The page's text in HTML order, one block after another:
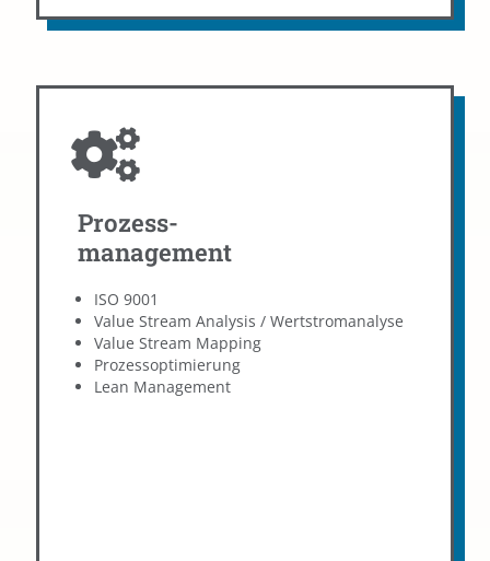
Prozess-
management
ISO 9001
Value Stream Analysis / Wertstromanalyse
Value Stream Mapping
Prozessoptimierung
Lean Management
Prozessmanagement
Wir helfen Ihnen, Verschwendung zu vermeiden und
die passenden Optimierungen zu implementieren.
Dabei nutzen wir beispielsweise das Lean Thinking
Framework und die Wertstromanalyse, um gezielt
kundenfokussierte Prozesse aufzusetzen.